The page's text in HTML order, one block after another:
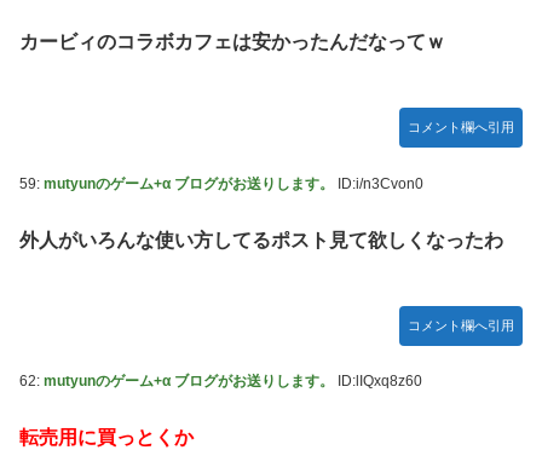
カービィのコラボカフェは安かったんだなってｗ
コメント欄へ引用
59: mutyunのゲーム+α ブログがお送りします。 ID:i/n3Cvon0
外人がいろんな使い方してるポスト見て欲しくなったわ
コメント欄へ引用
62: mutyunのゲーム+α ブログがお送りします。 ID:lIQxq8z60
転売用に買っとくか